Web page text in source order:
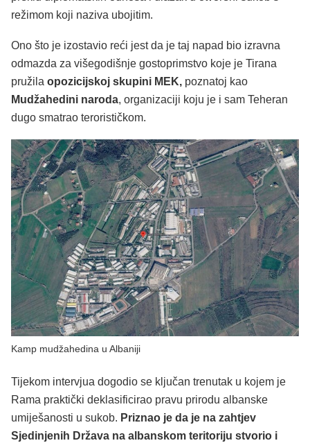
režimom koji naziva ubojitim.
Ono što je izostavio reći jest da je taj napad bio izravna
odmazda za višegodišnje gostoprimstvo koje je Tirana
pružila opozicijskoj skupini MEK, poznatoj kao
Mudžahedini naroda, organizaciji koju je i sam Teheran
dugo smatrao terorističkom.
Kamp mudžahedina u Albaniji
Tijekom intervjua dogodio se ključan trenutak u kojem je
Rama praktički deklasificirao pravu prirodu albanske
umiješanosti u sukob. Priznao je da je na zahtjev
Sjedinjenih Država na albanskom teritoriju stvorio i